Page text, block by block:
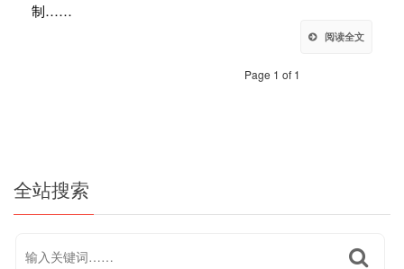
制……
阅读全文
Page 1 of 1
全站搜索